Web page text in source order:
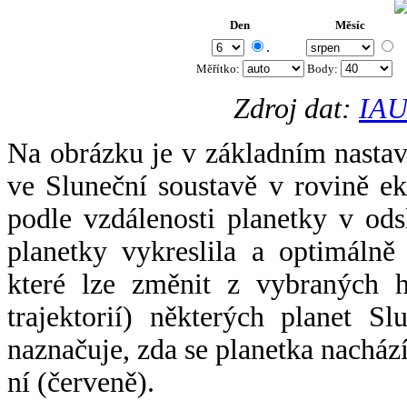
Den Měsíc
.
Měřítko: Body:
Zdroj dat:
Na obrázku je v základním
ve Sluneční soustavě v rovině
podle vzdálenosti planetky v
planetky vykreslila a
které lze změnit z vybraných
trajektorií) některých planet
naznačuje, zda se planetka
ní (červeně).